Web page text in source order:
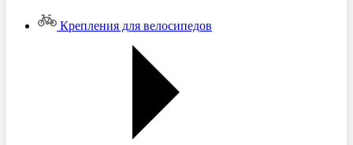
Крепления для велосипедов